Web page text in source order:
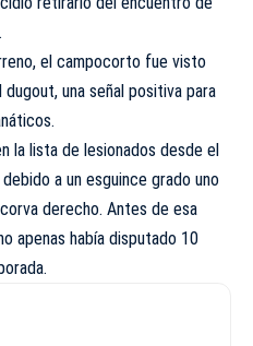
el campocorto fue visto
dugout, una señal positiva para
la lista de lesionados desde el
a un esguince grado uno
derecho. Antes de esa
apenas había disputado 10